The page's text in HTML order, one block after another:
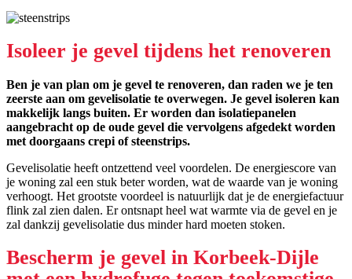
Isoleer je gevel tijdens het renoveren
Ben je van plan om je gevel te renoveren, dan raden we je ten
zeerste aan om gevelisolatie te overwegen. Je gevel isoleren kan
makkelijk langs buiten. Er worden dan isolatiepanelen
aangebracht op de oude gevel die vervolgens afgedekt worden
met doorgaans crepi of steenstrips.
Gevelisolatie heeft ontzettend veel voordelen. De energiescore van
je woning zal een stuk beter worden, wat de waarde van je woning
verhoogt. Het grootste voordeel is natuurlijk dat je de energiefactuur
flink zal zien dalen. Er ontsnapt heel wat warmte via de gevel en je
zal dankzij gevelisolatie dus minder hard moeten stoken.
Bescherm je gevel in Korbeek-Dijle